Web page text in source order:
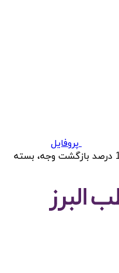
پروفایل
طرح ویژه باشگاه مشتریان از 5 تا 11 درصد بازگشت وجه، بسته